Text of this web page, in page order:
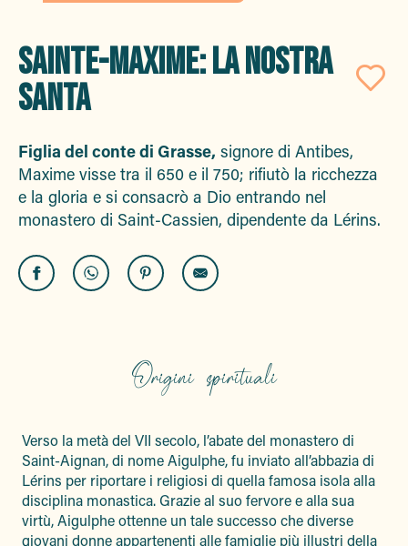
SAINTE-MAXIME: LA NOSTRA
SANTA
Figlia del conte di Grasse, signore di Antibes,
Maxime visse tra il 650 e il 750; rifiutò la ricchezza
e la gloria e si consacrò a Dio entrando nel
monastero di Saint-Cassien, dipendente da Lérins.
Origini spirituali
Verso la metà del VII secolo, l’abate del monastero di
Saint-Aignan, di nome Aigulphe, fu inviato all’abbazia di
Lérins per riportare i religiosi di quella famosa isola alla
disciplina monastica. Grazie al suo fervore e alla sua
virtù, Aigulphe ottenne un tale successo che diverse
giovani donne appartenenti alle famiglie più illustri della